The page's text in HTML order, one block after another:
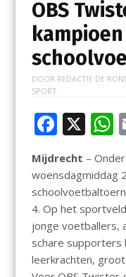
OBS
kampioen
DOOR REDACTIE DE
SPORT
F
ac
e
b
o
o
k
X
h
s
A
Mijdrecht –
woensdagmiddag
4. Op het
jonge voetballers,
schare supporters
leerkrachten,